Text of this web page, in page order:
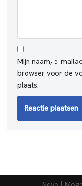
Mijn naam, e-
browser voor de
plaats.